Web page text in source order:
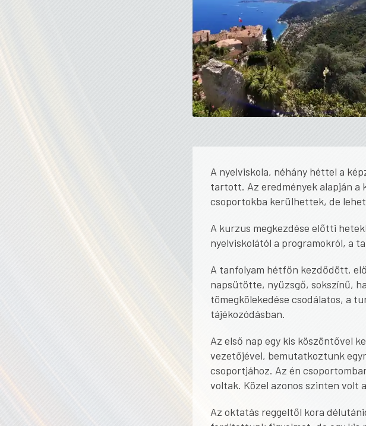
A nyelviskola, néhány héttel a
tartott. Az eredmények alapján a
csoportokba kerülhettek, de
A kurzus megkezdése előtti
nyelviskolától a programokról, a
A tanfolyam hétfőn kezdődött,
napsütötte, nyüzsgő, sokszínű,
tömegkölekedése csodálatos, a
tájékozódásban.
Az első nap egy kis köszöntővel
vezetőjével, bemutatkoztunk
csoportjához. Az én
voltak. Közel azonos szinten volt
Az oktatás reggeltől kora